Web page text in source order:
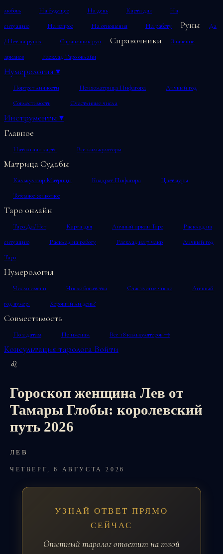
любовь
На будущее На день Карта дня
На
ситуацию
На вопрос На отношения На работу Руны
Да
/ Нет на рунах
Справочник рун Справочники
Значение
арканов
Расклад Таро онлайн
Нумерология ▾
Портрет личности Психоматрица Пифагора
Личный год
Совместимость
Счастливые числа
Инструменты ▾
Главное
Натальная карта Все калькуляторы
Матрица Судьбы
Калькулятор Матрицы Квадрат Пифагора
Цвет ауры
Тотемное животное
Таро онлайн
Таро Да/Нет Карта дня Личный аркан Таро
Расклад на
ситуацию
Расклад на работу Расклад на 7 чакр
Личный год
Таро
Нумерология
Число имени Число богатства Счастливое число
Личный
год нумер.
Хороший ли день?
Совместимость
По 2 датам По именам Все 18 калькуляторов →
Консультация таролога Войти
♌
Гороскоп женщина Лев от
Тамары Глобы: королевский
путь 2026
ЛЕВ
ЧЕТВЕРГ, 6 АВГУСТА 2026
УЗНАЙ ОТВЕТ ПРЯМО
СЕЙЧАС
Опытный таролог ответит на твой